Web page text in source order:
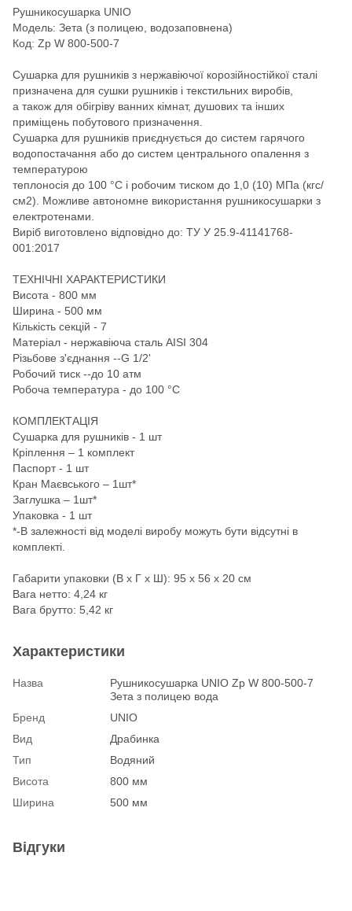
Рушникосушарка UNIO
Модель: Зета (з полицею, водозаповнена)
Код: Zp W 800-500-7
Сушарка для рушників з нержавіючої корозійностійкої сталі
призначена для сушки рушників і текстильних виробів,
а також для обігріву ванних кімнат, душових та інших
приміщень побутового призначення.
Сушарка для рушників приєднується до систем гарячого
водопостачання або до систем центрального опалення з
температурою
теплоносія до 100 °С і робочим тиском до 1,0 (10) МПа (кгс/
см2). Можливе автономне використання рушникосушарки з
електротенами.
Виріб виготовлено відповідно до: ТУ У 25.9-41141768-
001:2017
ТЕХНІЧНІ ХАРАКТЕРИСТИКИ
Висота - 800 мм
Ширина - 500 мм
Кількість секцій - 7
Матеріал - нержавіюча сталь AISI 304
Різьбове з'єднання --G 1/2'
Робочий тиск --до 10 атм
Робоча температура - до 100 °С
КОМПЛЕКТАЦІЯ
Сушарка для рушників - 1 шт
Кріплення – 1 комплект
Паспорт - 1 шт
Кран Маєвського – 1шт*
Заглушка – 1шт*
Упаковка - 1 шт
*-В залежності від моделі виробу можуть бути відсутні в
комплекті.
Габарити упаковки (В х Г х Ш): 95 х 56 х 20 см
Вага нетто: 4,24 кг
Вага брутто: 5,42 кг
Характеристики
Назва
Рушникосушарка UNIO Zp W 800-500-7
Зета з полицею вода
Бренд
UNIO
Вид
Драбинка
Тип
Водяний
Висота
800 мм
Ширина
500 мм
Відгуки